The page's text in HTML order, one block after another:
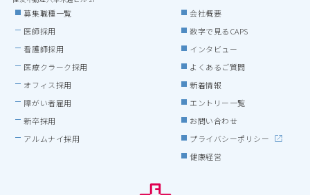
募集職種一覧
医師採用
看護師採用
医療クラーク採用
オフィス採用
障がい者雇用
新卒採用
アルムナイ採用
会社概要
数字で見るCAPS
インタビュー
よくあるご質問
新着情報
エントリー一覧
お問い合わせ
プライバシーポリシー
健康経営